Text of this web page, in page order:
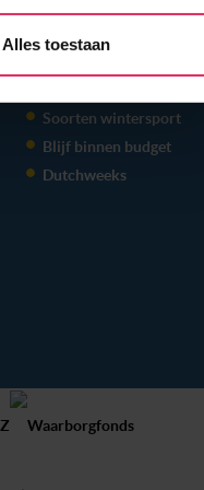
gebruik van onze site
kunnen deze gegevens
‘verander jouw
Alles toestaan
THEMA'S
Soorten wintersport
Blijf binnen budget
Dutchweeks